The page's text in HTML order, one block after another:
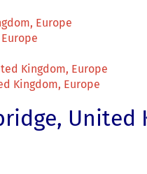
Europe
Kingdom, Europe
Kingdom, Europe
United